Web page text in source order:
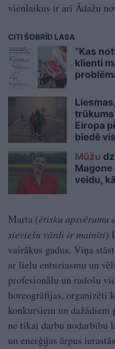
vienlaikus ir arī Ādažu
CITI ŠOBRĪD LASA
“Kas
klienti
Eiropa
biedē
Mūžu
veidu,
Marta (ētisku apsvērumu
sieviešu vārdi ir mainīti)
vairākus gadus. Viņa
ar lielu entuziasmu un
profesionālu un radošu
horeogrāfijas, organizēti
konkursiem un dažādiem
ne tikai darbu nodarbību
un enerģijas ārpus